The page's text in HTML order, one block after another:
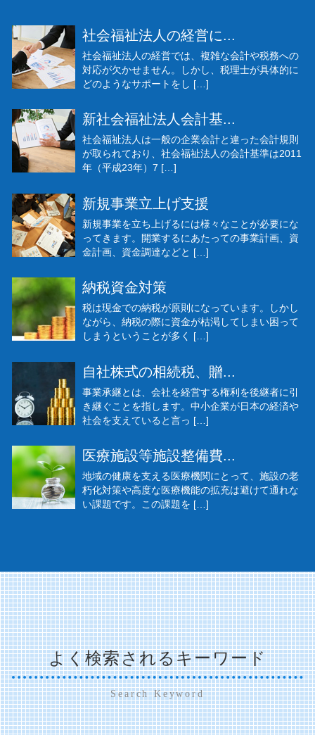
社会福祉法人の経営に...
社会福祉法人の経営では、複雑な会計や税務への
対応が欠かせません。しかし、税理士が具体的に
どのようなサポートをし […]
新社会福祉法人会計基...
社会福祉法人は一般の企業会計と違った会計規則
が取られており、社会福祉法人の会計基準は2011
年（平成23年）7 […]
新規事業立上げ支援
新規事業を立ち上げるには様々なことが必要にな
ってきます。開業するにあたっての事業計画、資
金計画、資金調達などと […]
納税資金対策
税は現金での納税が原則になっています。しかし
ながら、納税の際に資金が枯渇してしまい困って
しまうということが多く […]
自社株式の相続税、贈...
事業承継とは、会社を経営する権利を後継者に引
き継ぐことを指します。中小企業が日本の経済や
社会を支えていると言っ […]
医療施設等施設整備費...
地域の健康を支える医療機関にとって、施設の老
朽化対策や高度な医療機能の拡充は避けて通れな
い課題です。この課題を […]
よく検索されるキーワード
Search Keyword